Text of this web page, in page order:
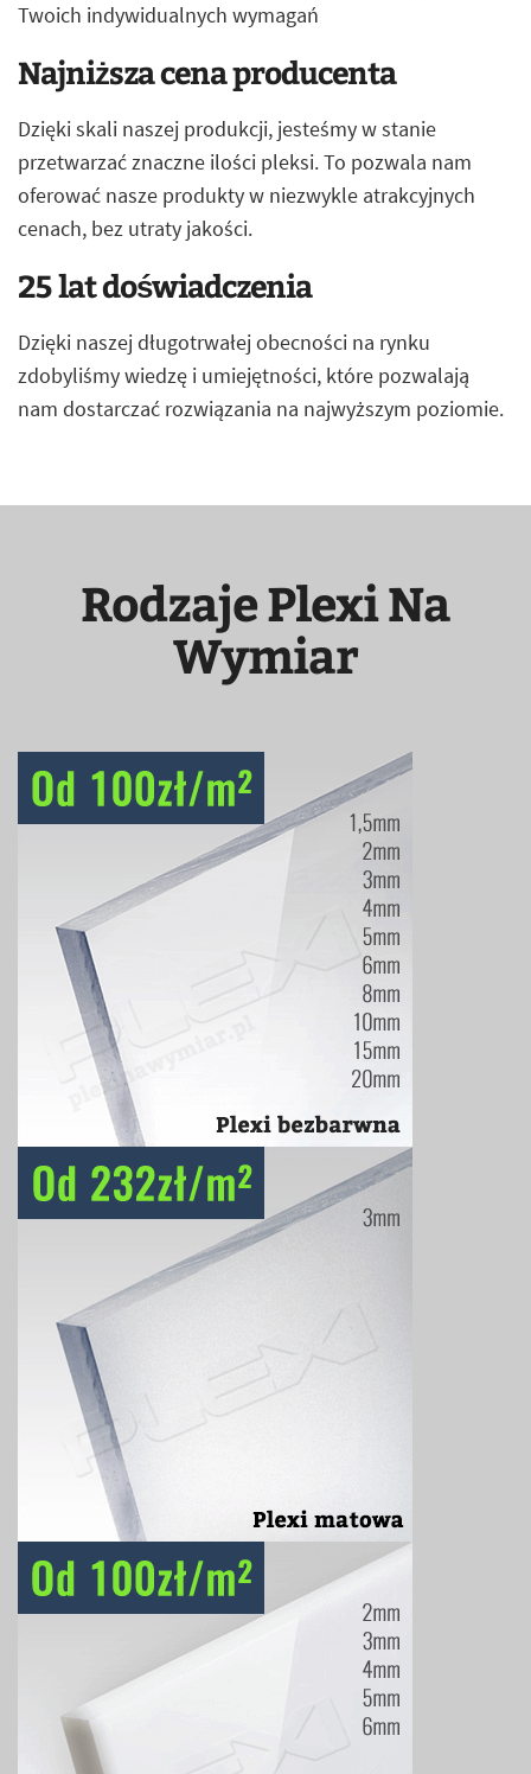
Twoich indywidualnych wymagań
Najniższa cena producenta
Dzięki skali naszej produkcji, jesteśmy w stanie
przetwarzać znaczne ilości pleksi. To pozwala nam
oferować nasze produkty w niezwykle atrakcyjnych
cenach, bez utraty jakości.
25 lat doświadczenia
Dzięki naszej długotrwałej obecności na rynku
zdobyliśmy wiedzę i umiejętności, które pozwalają
nam dostarczać rozwiązania na najwyższym poziomie.
Rodzaje Plexi Na
Wymiar